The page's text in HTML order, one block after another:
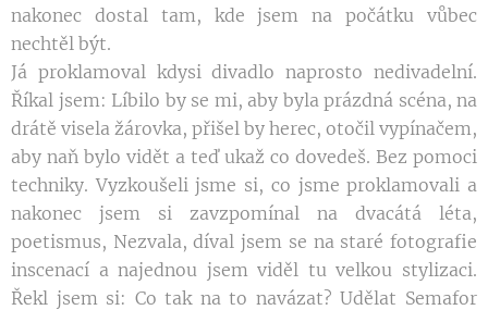
nakonec dostal tam, kde jsem na počátku vůbec
nechtěl být.
Já proklamoval kdysi divadlo naprosto nedivadelní.
Říkal jsem: Líbilo by se mi, aby byla prázdná scéna, na
drátě visela žárovka, přišel by herec, otočil vypínačem,
aby naň bylo vidět a teď ukaž co dovedeš. Bez pomoci
techniky. Vyzkoušeli jsme si, co jsme proklamovali a
nakonec jsem si zavzpomínal na dvacátá léta,
poetismus, Nezvala, díval jsem se na staré fotografie
inscenací a najednou jsem viděl tu velkou stylizaci.
Řekl jsem si: Co tak na to navázat? Udělat Semafor